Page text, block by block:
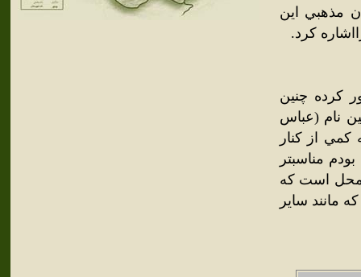
مذهبي اين
کرد.
اين محل عبور کرده چنين
نام (عباس
از کنار
مناسبتر
محل است که
مانند ساير